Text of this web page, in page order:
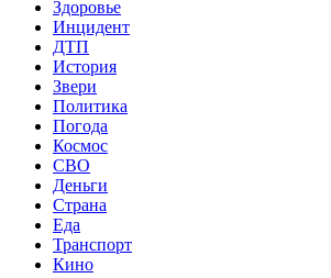
Здоровье
Инцидент
ДТП
История
Звери
Политика
Погода
Космос
СВО
Деньги
Страна
Еда
Транспорт
Кино